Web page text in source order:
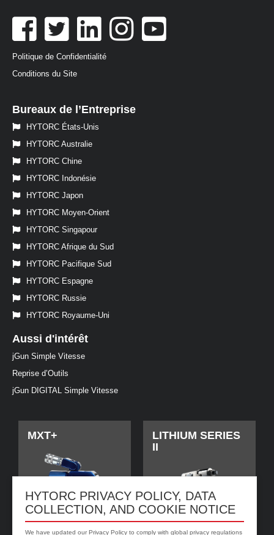
HYTORC PRIVACY POLICY, DATA
COLLECTION, AND COOKIE NOTICE
We have updated our Privacy Policy to comply with global privacy regulations
Politique de Confidentialité
Conditions du Site
Bureaux de l’Entreprise
HYTORC États-Unis
HYTORC Australie
HYTORC Chine
HYTORC Indonésie
HYTORC Japon
HYTORC Moyen-Orient
HYTORC Singapour
HYTORC Afrique du Sud
HYTORC Pacifique Sud
HYTORC Espagne
HYTORC Russie
HYTORC Royaume-Uni
Aussi d'intérêt
jGun Simple Vitesse
Reprise d’Outils
jGun DIGITAL Simple Vitesse
MXT+
LITHIUM SERIES
II